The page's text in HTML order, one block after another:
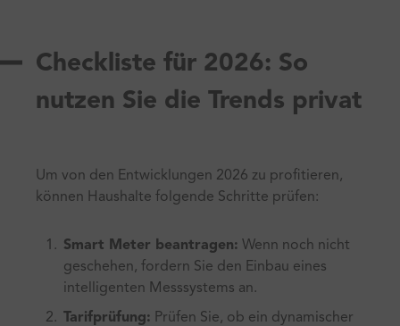
Checkliste für 2026: So
nutzen Sie die Trends privat
Um von den Entwicklungen 2026 zu profitieren,
können Haushalte folgende Schritte prüfen:
Smart Meter beantragen: Wenn noch nicht
geschehen, fordern Sie den Einbau eines
intelligenten Messsystems an.
Tarifprüfung: Prüfen Sie, ob ein dynamischer